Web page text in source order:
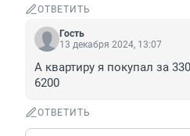
ОТВЕТИТЬ
Гость
13 декабря 2024, 13:07
А квартиру я покупал за
6200
ОТВЕТИТЬ